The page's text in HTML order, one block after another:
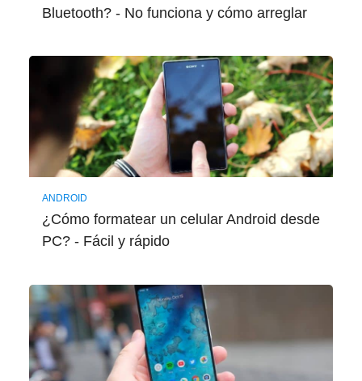
Bluetooth? - No funciona y cómo arreglar
ANDROID
¿Cómo formatear un celular Android desde
PC? - Fácil y rápido